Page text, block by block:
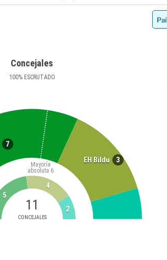
Concejales
100%ESCRUTADO
7
EH Bildu 3
11
CONCEJALES
Mayoría
absoluta 6
5
4
2